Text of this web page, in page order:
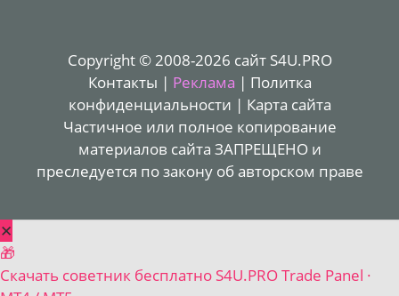
Copyright © 2008-2026 сайт S4U.PRO
Контакты | Реклама | Политка
конфиденциальности | Карта сайта
Частичное или полное копирование
материалов сайта ЗАПРЕЩЕНО и
преследуется по закону об авторском праве
✕
🎁
Скачать советник бесплатно S4U.PRO Trade Panel ·